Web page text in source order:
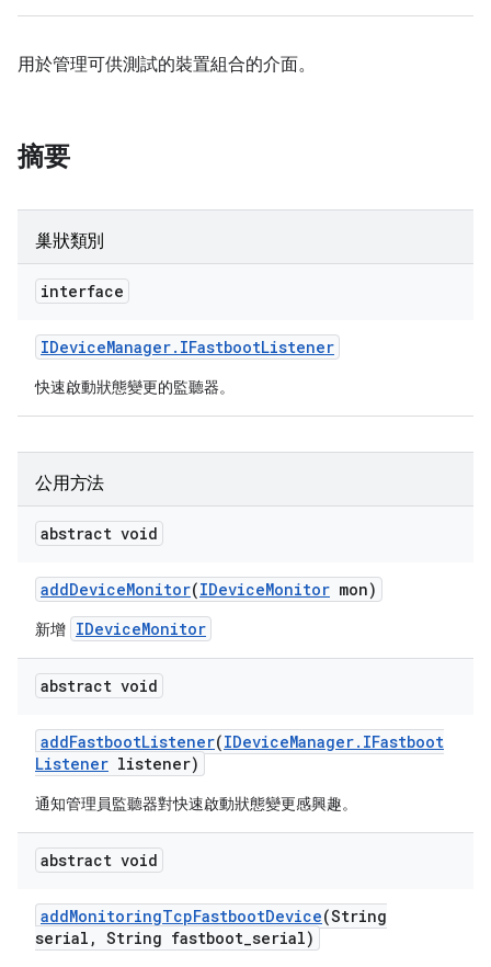
用於管理可供測試的裝置組合的介面。
摘要
巢狀類別
interface
IDeviceManager. IFastbootListener
快速啟動狀態變更的監聽器。
公用方法
abstract void
addDeviceMonitor(IDeviceMonitor mon)
新增 IDeviceMonitor
abstract void
addFastbootListener(IDeviceManager. IFastboot
Listener listener)
通知管理員監聽器對快速啟動狀態變更感興趣。
abstract void
addMonitoringTcpFastbootDevice(String
serial , String fastboot_serial)